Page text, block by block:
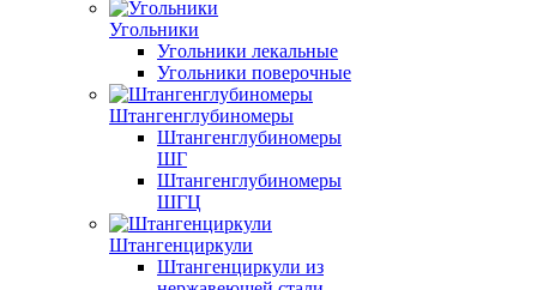
Угольники
Угольники лекальные
Угольники поверочные
Штангенглубиномеры
Штангенглубиномеры
ШГ
Штангенглубиномеры
ШГЦ
Штангенциркули
Штангенциркули из